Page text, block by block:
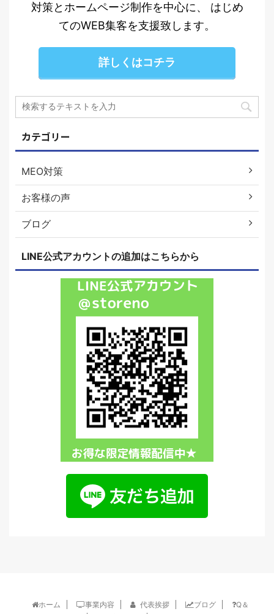
対策とホームページ制作を中心に、 はじめ
てのWEB集客を支援致します。
詳しくはコチラ
カテゴリー
MEO対策
お客様の声
ブログ
LINE公式アカウントの追加はこちらから
ホーム 事業内容 代表挨拶 ブログ
Q＆